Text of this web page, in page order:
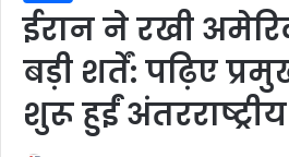
ईरान ने रखी
बड़ी शर्तें: पढ़िए
शुरू हुईं अंतरराष्ट्रीय